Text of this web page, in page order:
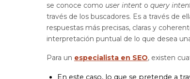
se conoce como user intent o query
través de los buscadores. Es a través de
respuestas más precisas, claras y
interpretación puntual de lo que desea
Para un especialista en SEO, existen
En este caso, lo que se pretende a